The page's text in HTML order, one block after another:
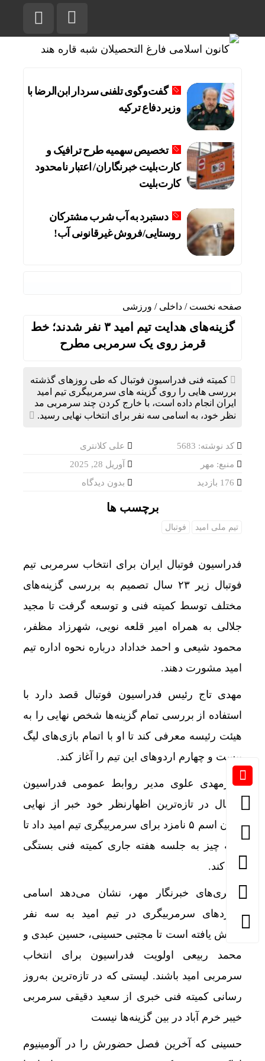
گفت‌وگوی تلفنی سردار ابن‌الرضا با
وزیر دفاع ترکیه
تخصیص سهمیه طرح ترافیک و
کارت‌بلیت خبرنگاران/ اعتبار نامحدود
کارت‌بلیت
دستبرد به آب شرب مشترکان
روستایی/فروش غیرقانونی آب!
صفحه نخست / داخلی / ورزشی
گزینه‌های هدایت تیم امید ۳ نفر شدند؛ خط
قرمز روی یک سرمربی مطرح
کمیته فنی فدراسیون فوتبال که طی روزهای گذشته
بررسی هایی را روی گزینه های سرمربیگری تیم امید
ایران انجام داده است، با خارج کردن چند سرمربی مد
نظر خود، به اسامی سه نفر برای انتخاب نهایی رسید.
کد نوشته: 5683
علی کلانتری
منبع: مهر
آوریل 28, 2025
بدون دیدگاه
برچسب ها
تیم ملی امید فوتبال
فدراسیون فوتبال ایران برای انتخاب سرمربی تیم
فوتبال زیر ۲۳ سال تصمیم به بررسی گزینه‌های
مختلف توسط کمیته فنی و توسعه گرفت تا مجید
جلالی به همراه امیر قلعه نویی، شهرزاد مظفر،
محمود شیعی و احمد خداداد درباره نحوه اداره تیم
امید مشورت دهند.
مهدی تاج رئیس فدراسیون فوتبال قصد دارد با
استفاده از بررسی تمام گزینه‌ها شخص نهایی را به
هیئت رئیسه معرفی کند تا او با اتمام بازی‌های لیگ
بیست و چهارم اردوهای این تیم را آغاز کند.
امیرمهدی علوی مدیر روابط عمومی فدراسیون
فوتبال در تازه‌ترین اظهارنظر خود خبر از نهایی
شدن اسم ۵ نامزد برای سرمربیگری تیم امید داد تا
همه چیز به جلسه هفته جاری کمیته فنی بستگی
پیدا کند.
پیگیری‌های خبرنگار مهر، نشان می‌دهد اسامی
نامزدهای سرمربیگری در تیم امید به سه نفر
کاهش یافته است تا مجتبی حسینی، حسین عبدی و
محمد ربیعی اولویت فدراسیون برای انتخاب
سرمربی امید باشند. لیستی که در تازه‌ترین به‌روز
رسانی کمیته فنی خبری از سعید دقیقی سرمربی
خیبر خرم آباد در بین گزینه‌ها نیست
حسینی که آخرین فصل حضورش را در آلومینیوم